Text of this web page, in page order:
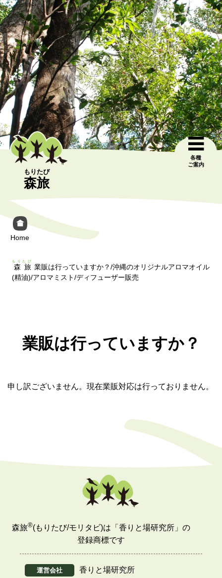
森旅
もりたび
各種
ご案内
Home
森旅
もりたび
業販は行っていますか？/沖縄のオリジナルアロマオイル
(精油)/アロマミスト/ディフューザー販売
業販は行っていますか？
申し訳ございません。現在業販対応は行っておりません。
森旅®(もりたび/モリタビ)は「香りと場研究所」の
登録商標です
運営会社 香りと場研究所